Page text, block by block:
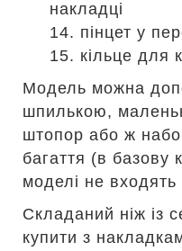
накладці
14. пінцет у
15. кільце для
Модель можна
шпилькою,
штопор або ж
багаття (в базову
моделі не
Складаний ніж із
купити з